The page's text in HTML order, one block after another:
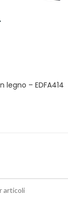
legno – EDFA414